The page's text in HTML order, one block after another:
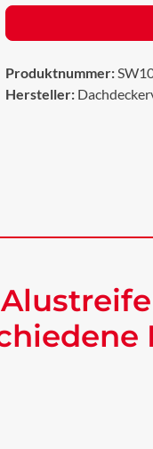
Produktnummer:
Hersteller: